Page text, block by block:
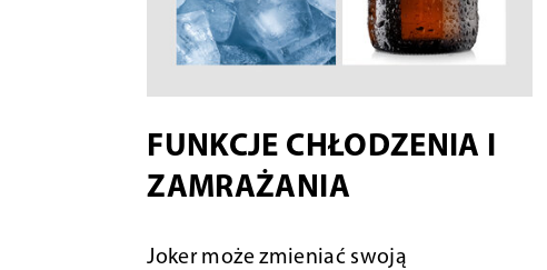
FUNKCJE CHŁODZENIA I
ZAMRAŻANIA
Joker może zmieniać swoją